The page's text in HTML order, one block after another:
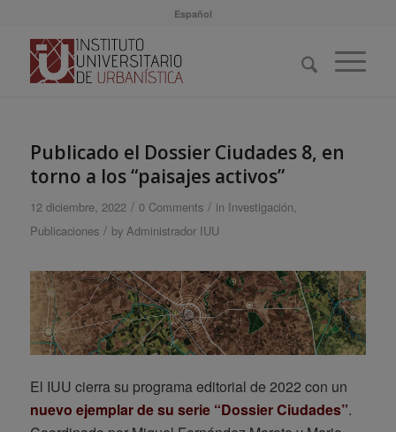
Español
Publicado el Dossier Ciudades 8, en
torno a los “paisajes activos”
12 diciembre, 2022 / 0 Comments / in Investigación,
Publicaciones / by Administrador IUU
El IUU cierra su programa editorial de 2022 con un
nuevo ejemplar de su serie “Dossier Ciudades”.